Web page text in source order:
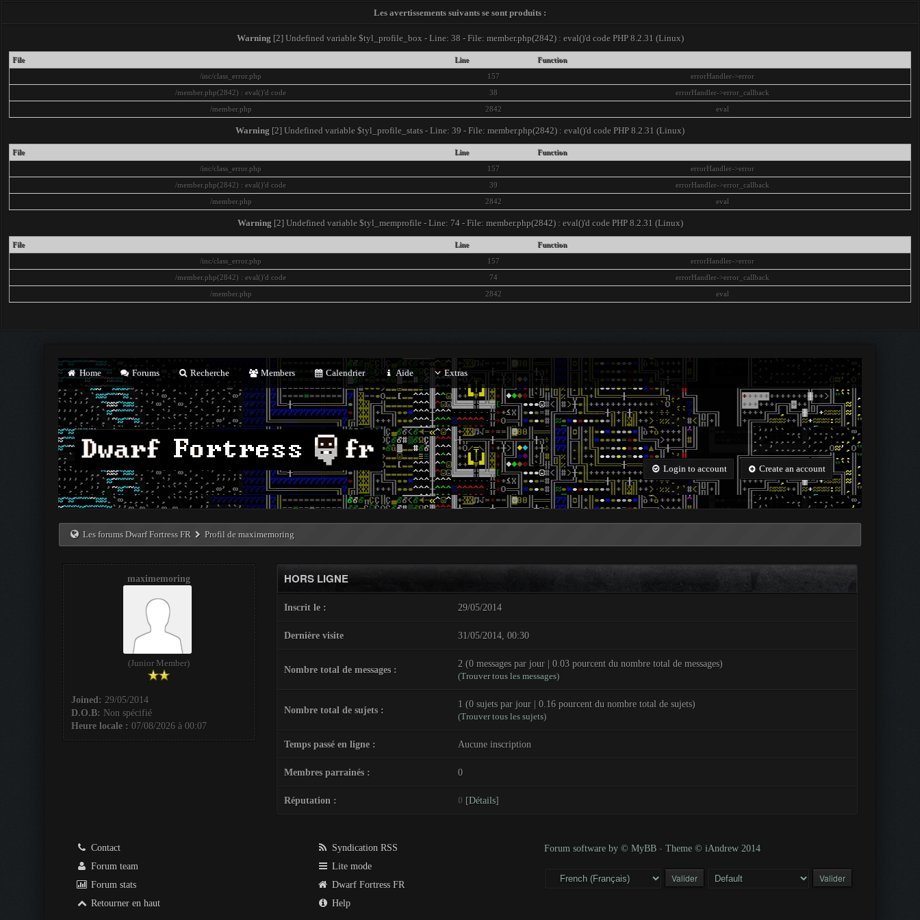
Les avertissements suivants se sont produits :
Warning [2] Undefined variable $tyl_profile_box - Line: 38 - File: member.php(2842) : eval()'d code PHP 8.2.31 (Linux)
File Line
Function
/inc/class_error.php
157
errorHandler->error
/member.php(2842) : eval()'d code
38
errorHandler->error_callback
/member.php
2842 eval
Warning [2] Undefined variable $tyl_profile_stats - Line: 39 - File: member.php(2842) : eval()'d code PHP 8.2.31 (Linux)
File Line
Function
/inc/class_error.php
157
errorHandler->error
/member.php(2842) : eval()'d code
39
errorHandler->error_callback
/member.php
2842 eval
Warning [2] Undefined variable $tyl_memprofile - Line: 74 - File: member.php(2842) : eval()'d code PHP 8.2.31 (Linux)
File Line
Function
/inc/class_error.php
157
errorHandler->error
/member.php(2842) : eval()'d code
74
errorHandler->error_callback
/member.php
2842 eval
Home Forums Recherche Members Calendrier Aide Extras
Login to account Create an account
Les forums Dwarf Fortress FR Profil de maximemoring
maximemoring
(Junior Member)
Joined: 29/05/2014
D.O.B: Non spécifié
Heure locale : 07/08/2026 à 00:07
HORS LIGNE
Inscrit le : 29/05/2014
Dernière visite 31/05/2014, 00:30
Nombre total de messages :
2 (0 messages par jour | 0.03 pourcent du nombre total de messages)
(Trouver tous les messages)
Nombre total de sujets :
1 (0 sujets par jour | 0.16 pourcent du nombre total de sujets)
(Trouver tous les sujets)
Temps passé en ligne : Aucune inscription
Membres parrainés : 0
Réputation : 0 [Détails]
Contact
Forum team
Forum stats
Retourner en haut
Syndication RSS
Lite mode
Dwarf Fortress FR
Help
Forum software by © MyBB - Theme © iAndrew 2014